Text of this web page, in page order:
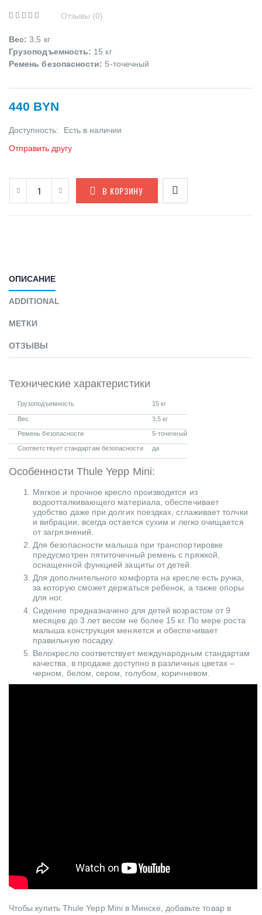
Отзывы (0)
Вес: 3,5 кг
Грузоподъемность: 15 кг
Ремень безопасности: 5-точечный
440 BYN
Доступность:
Есть в наличии
Отправить другу
В КОРЗИНУ
ОПИСАНИЕ
ADDITIONAL
МЕТКИ
ОТЗЫВЫ
Технические характеристики
Грузоподъемность 15 кг
Вес 3,5 кг
Ремень безопасности 5-точечный
Соответствует стандартам безопасности да
Особенности Thule Yepp Mini:
Мягкое и прочное кресло производится из
водоотталкивающего материала, обеспечивает
удобство даже при долгих поездках, сглаживает толчки
и вибрации, всегда остается сухим и легко очищается
от загрязнений.
Для безопасности малыша при транспортировке
предусмотрен пятиточечный ремень с пряжкой,
оснащенной функцией защиты от детей.
Для дополнительного комфорта на кресле есть ручка,
за которую сможет держаться ребенок, а также опоры
для ног.
Сидение предназначено для детей возрастом от 9
месяцев до 3 лет весом не более 15 кг. По мере роста
малыша конструкция меняется и обеспечивает
правильную посадку.
Велокресло соответствует международным стандартам
качества, в продаже доступно в различных цветах –
черном, белом, сером, голубом, коричневом.
Чтобы купить Thule Yepp Mini в Минске, добавьте товар в